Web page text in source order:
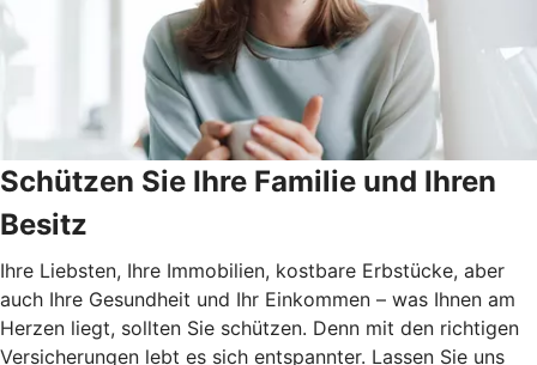
Schützen Sie Ihre Familie und Ihren
Besitz
Ihre Liebsten, Ihre Immobilien, kostbare Erbstücke, aber
auch Ihre Gesundheit und Ihr Einkommen – was Ihnen am
Herzen liegt, sollten Sie schützen. Denn mit den richtigen
Versicherungen lebt es sich entspannter. Lassen Sie uns